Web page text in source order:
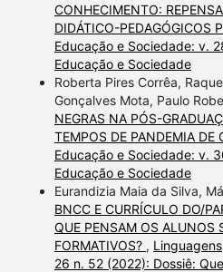
CONHECIMENTO:
DIDÁTICO-PEDAGÓGICOS
Educação e Sociedade: v.
Educação e Sociedade
Roberta Pires Corrêa,
Gonçalves Mota, Paulo
NEGRAS NA PÓS-
TEMPOS DE PANDEMIA DE
Educação e Sociedade: v.
Educação e Sociedade
Eurandizia Maia da Silva,
BNCC E CURRÍCULO DO/
QUE PENSAM OS ALUNOS
FORMATIVOS? ,
26 n. 52 (2022): Dossiê: